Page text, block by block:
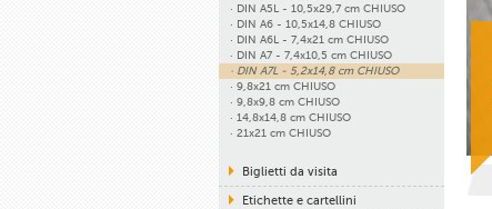
· DIN A5L - 10,5x29,7 cm CHIUSO
· DIN A6 - 10,5x14,8 CHIUSO
· DIN A6L - 7,4x21 cm CHIUSO
· DIN A7 - 7,4x10,5 cm CHIUSO
· DIN A7L - 5,2x14,8 cm CHIUSO
· 9,8x21 cm CHIUSO
· 9,8x9,8 cm CHIUSO
· 14,8x14,8 cm CHIUSO
· 21x21 cm CHIUSO
Biglietti da visita
Etichette e cartellini